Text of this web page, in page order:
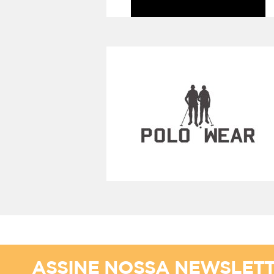
ASSINE NOSSA